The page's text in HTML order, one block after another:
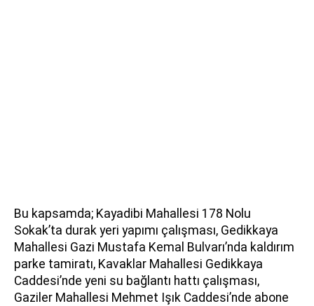
Bu kapsamda; Kayadibi Mahallesi 178 Nolu
Sokak’ta durak yeri yapımı çalışması, Gedikkaya
Mahallesi Gazi Mustafa Kemal Bulvarı’nda kaldırım
parke tamiratı, Kavaklar Mahallesi Gedikkaya
Caddesi’nde yeni su bağlantı hattı çalışması,
Gaziler Mahallesi Mehmet Işık Caddesi’nde abone